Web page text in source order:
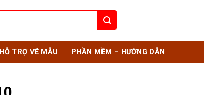
HỖ TRỢ VẼ MẪU PHẦN MỀM – HƯỚNG DẪN